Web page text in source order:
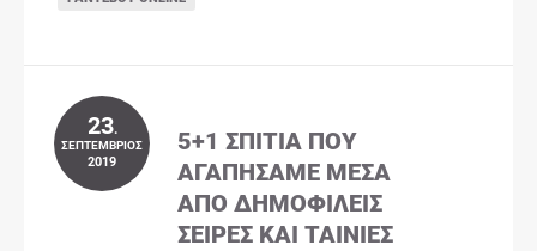
23.
ΣΕΠΤΈΜΒΡΙΟΣ
2019
5+1 ΣΠΊΤΙΑ ΠΟΥ
ΑΓΑΠΉΣΑΜΕ ΜΈΣΑ
ΑΠΌ ΔΗΜΟΦΙΛΕΊΣ
ΣΕΙΡΈΣ ΚΑΙ ΤΑΙΝΊΕΣ